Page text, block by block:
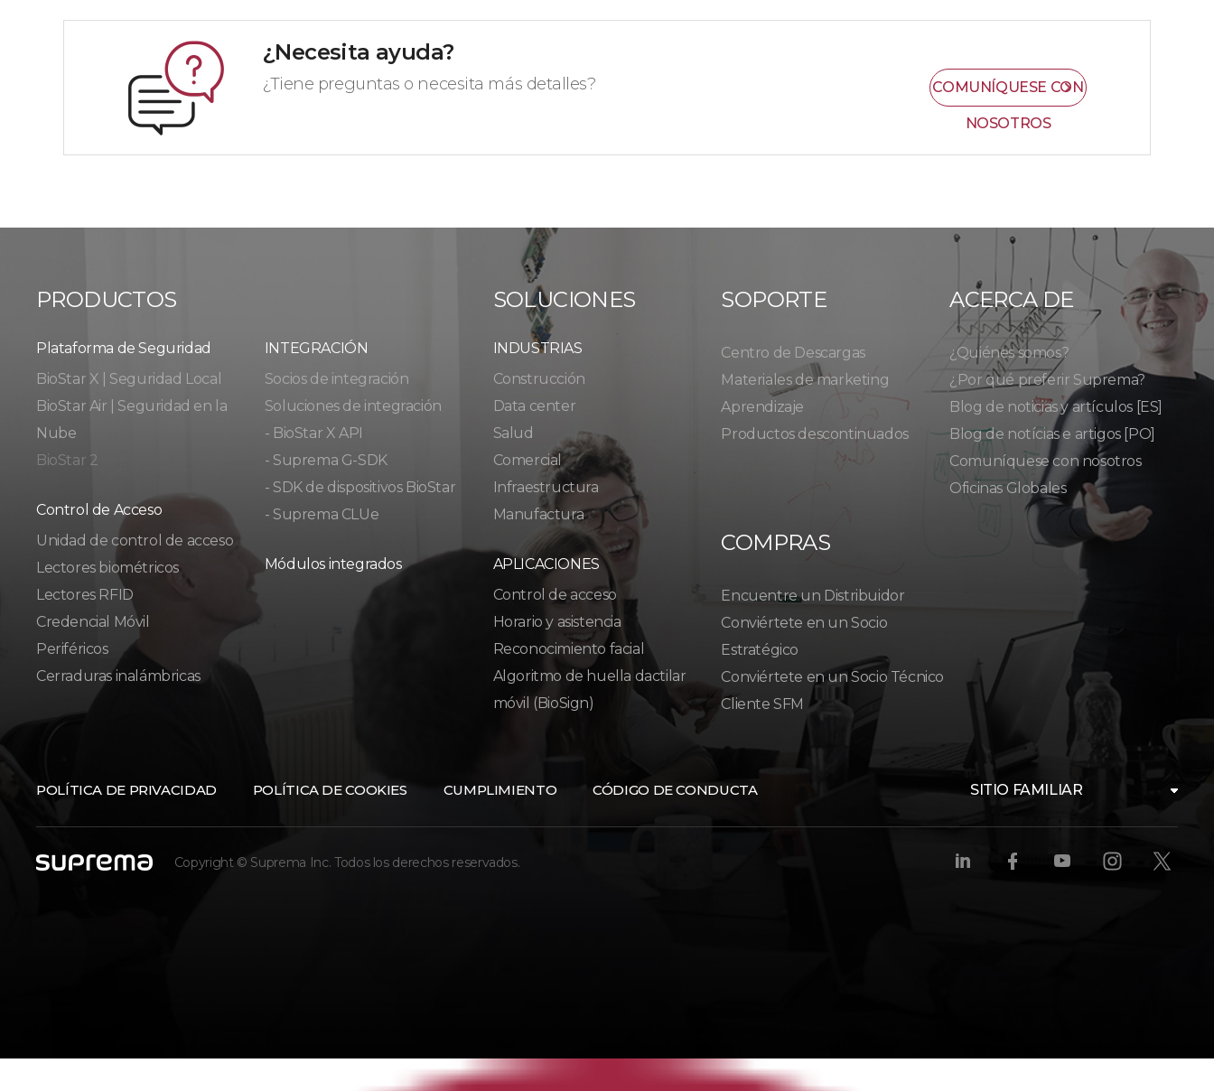
¿Necesita ayuda?
¿Tiene preguntas o necesita más detalles? COMUNÍQUESE CON
NOSOTROS
PRODUCTOS
Plataforma de Seguridad
BioStar X | Seguridad Local
BioStar Air | Seguridad en la
Nube
BioStar 2
Control de Acceso
Unidad de control de acceso
Lectores biométricos
Lectores RFID
Credencial Móvil
Periféricos
Cerraduras inalámbricas
INTEGRACIÓN
Socios de integración
Soluciones de integración
- BioStar X API
- Suprema G-SDK
- SDK de dispositivos BioStar
- Suprema CLUe
Módulos integrados
SOLUCIONES
INDUSTRIAS
Construcción
Data center
Salud
Comercial
Infraestructura
Manufactura
APLICACIONES
Control de acceso
Horario y asistencia
Reconocimiento facial
Algoritmo de huella dactilar
móvil (BioSign)
SOPORTE
Centro de Descargas
Materiales de marketing
Aprendizaje
Productos descontinuados
ACERCA DE
¿Quiénes somos?
¿Por qué preferir Suprema?
Blog de noticias y artículos [ES]
Blog de notícias e artigos [PO]
Comuníquese con nosotros
Oficinas Globales
COMPRAS
Encuentre un Distribuidor
Conviértete en un Socio
Estratégico
Conviértete en un Socio Técnico
Cliente SFM
POLÍTICA DE PRIVACIDAD POLÍTICA DE COOKIES CUMPLIMIENTO CÓDIGO DE CONDUCTA SITIO FAMILIAR
Copyright © Suprema Inc. Todos los derechos reservados.